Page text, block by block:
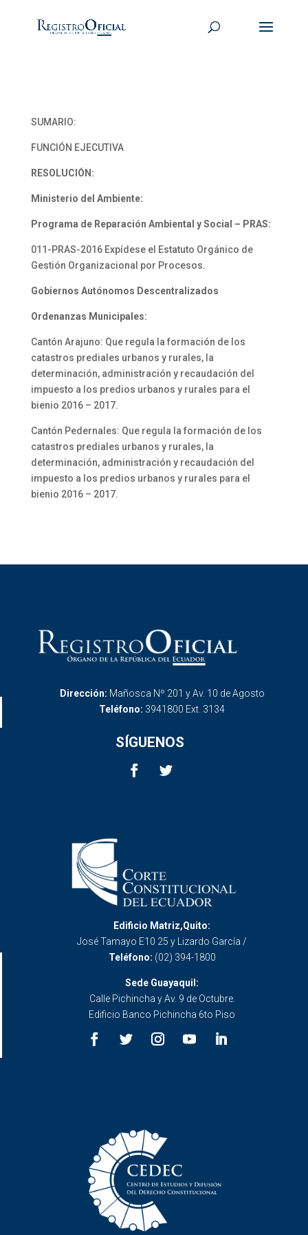
SUMARIO:
FUNCIÓN EJECUTIVA
RESOLUCIÓN:
Ministerio del Ambiente:
Programa de Reparación Ambiental y Social – PRAS:
011-PRAS-2016 Expídese el Estatuto Orgánico de
Gestión Organizacional por Procesos.
Gobiernos Autónomos Descentralizados
Ordenanzas Municipales:
Cantón Arajuno: Que regula la formación de los
catastros prediales urbanos y rurales, la
determinación, administración y recaudación del
impuesto a los predios urbanos y rurales para el
bienio 2016 – 2017.
Cantón Pedernales: Que regula la formación de los
catastros prediales urbanos y rurales, la
determinación, administración y recaudación del
impuesto a los predios urbanos y rurales para el
bienio 2016 – 2017.
Dirección: Mañosca Nº 201 y Av. 10 de Agosto
Teléfono: 3941800 Ext. 3134
SÍGUENOS
Edificio Matriz,Quito:
José Tamayo E10 25 y Lizardo García /
Teléfono: (02) 394-1800
Sede Guayaquil:
Calle Pichincha y Av. 9 de Octubre.
Edificio Banco Pichincha 6to Piso